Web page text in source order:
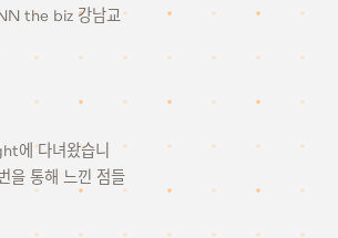
the biz 강남교
에 다녀왔습니
을 통해 느낀 점들